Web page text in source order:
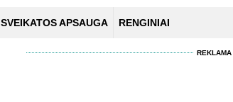
SVEIKATOS APSAUGA RENGINIAI
REKLAMA